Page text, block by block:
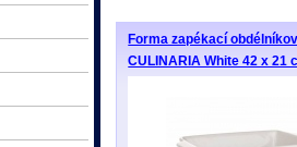
Forma zapékací
CULINARIA White 42 x 21